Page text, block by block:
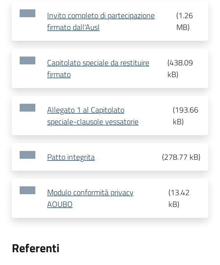
Invito completo di partecipazione
firmato dall'Ausl
(1.26
MB)
Capitolato speciale da restituire
firmato
(438.09
kB)
Allegato 1 al Capitolato
speciale-clausole vessatorie
(193.66
kB)
Patto integrita (278.77 kB)
Modulo conformità privacy
AOUBO
(13.42
kB)
Referenti